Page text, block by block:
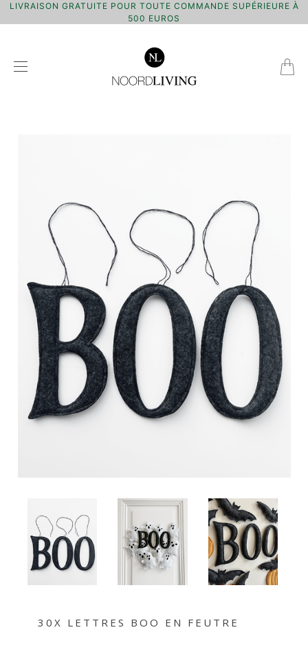
LIVRAISON GRATUITE POUR TOUTE COMMANDE SUPÉRIEURE À
500 EUROS
30X LETTRES BOO EN FEUTRE